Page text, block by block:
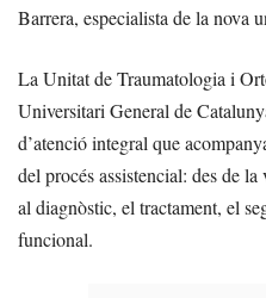
Barrera, especialista de la nova
La Unitat de Traumatologia i
Universitari General de
d’atenció integral que
del procés assistencial: des de
al diagnòstic, el tractament, el
funcional.